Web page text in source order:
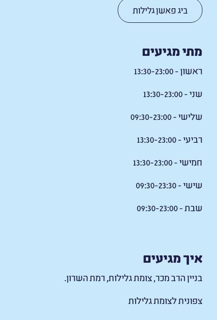
ביג פאשן גלילות
מתי מגיעים
ראשון - 13:30-23:00
שני - 13:30-23:00
שלישי - 09:30-23:00
רביעי - 13:30-23:00
חמישי - 13:30-23:00
שישי - 09:30-23:30
שבת - 09:30-23:00
איך מגיעים
בניין הרב מכר, צומת גלילות, רמת השרון.
צפונית לצומת גלילות